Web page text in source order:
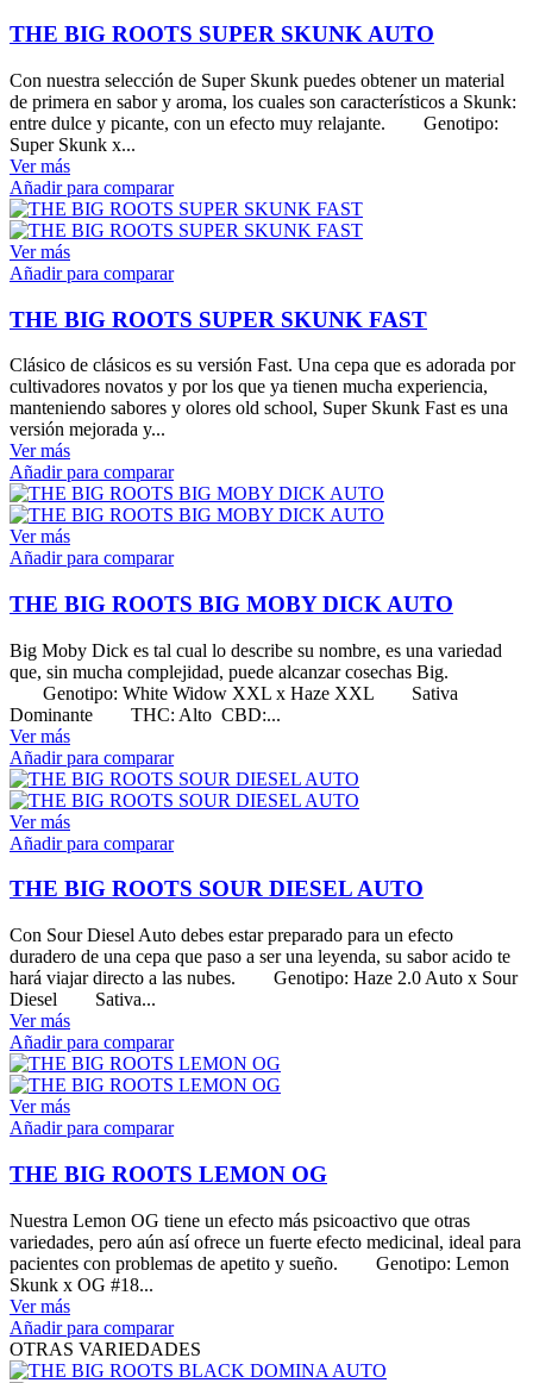
THE BIG ROOTS SUPER SKUNK AUTO
Con nuestra selección de Super Skunk puedes obtener un material
de primera en sabor y aroma, los cuales son característicos a Skunk:
entre dulce y picante, con un efecto muy relajante. Genotipo:
Super Skunk x...
Ver más
Añadir para comparar
Ver más
Añadir para comparar
THE BIG ROOTS SUPER SKUNK FAST
Clásico de clásicos es su versión Fast. Una cepa que es adorada por
cultivadores novatos y por los que ya tienen mucha experiencia,
manteniendo sabores y olores old school, Super Skunk Fast es una
versión mejorada y...
Ver más
Añadir para comparar
Ver más
Añadir para comparar
THE BIG ROOTS BIG MOBY DICK AUTO
Big Moby Dick es tal cual lo describe su nombre, es una variedad
que, sin mucha complejidad, puede alcanzar cosechas Big.
Genotipo: White Widow XXL x Haze XXL Sativa
Dominante THC: Alto CBD:...
Ver más
Añadir para comparar
Ver más
Añadir para comparar
THE BIG ROOTS SOUR DIESEL AUTO
Con Sour Diesel Auto debes estar preparado para un efecto
duradero de una cepa que paso a ser una leyenda, su sabor acido te
hará viajar directo a las nubes. Genotipo: Haze 2.0 Auto x Sour
Diesel Sativa...
Ver más
Añadir para comparar
Ver más
Añadir para comparar
THE BIG ROOTS LEMON OG
Nuestra Lemon OG tiene un efecto más psicoactivo que otras
variedades, pero aún así ofrece un fuerte efecto medicinal, ideal para
pacientes con problemas de apetito y sueño. Genotipo: Lemon
Skunk x OG #18...
Ver más
Añadir para comparar
OTRAS VARIEDADES